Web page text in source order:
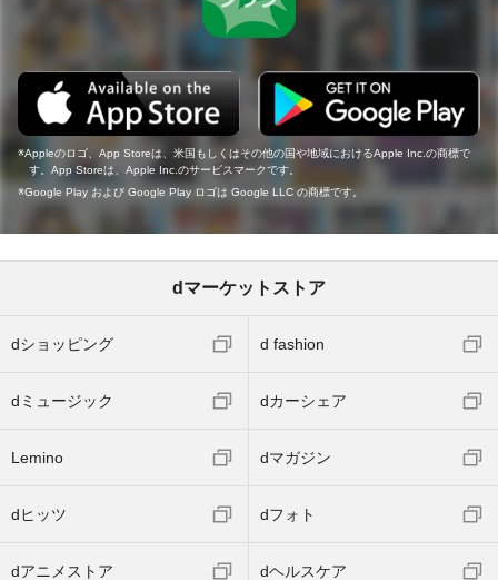
Appleのロゴ、App Storeは、米国もしくはその他の国や地域におけるApple Inc.の商標で
す。App Storeは、Apple Inc.のサービスマークです。
Google Play および Google Play ロゴは Google LLC の商標です。
dマーケットストア
dショッピング d fashion
dミュージック dカーシェア
Lemino dマガジン
dヒッツ dフォト
dアニメストア dヘルスケア